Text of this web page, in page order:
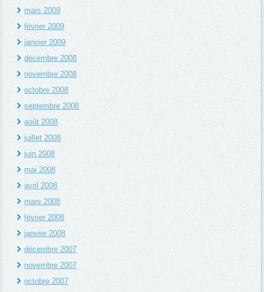
mars 2009
février 2009
janvier 2009
décembre 2008
novembre 2008
octobre 2008
septembre 2008
août 2008
juillet 2008
juin 2008
mai 2008
avril 2008
mars 2008
février 2008
janvier 2008
décembre 2007
novembre 2007
octobre 2007